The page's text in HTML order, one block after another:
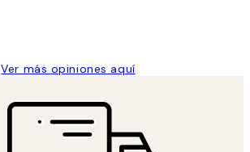
Ver más opiniones aquí